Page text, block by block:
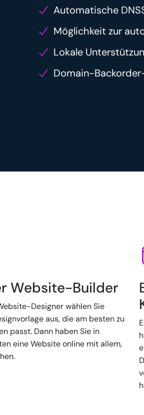
Automatische
Möglichkeit zur
Lokale
Domain-
Website-Builder
Designer wählen Sie
aus, die am besten zu
passt. Dann haben Sie in
eine Website online mit allem,